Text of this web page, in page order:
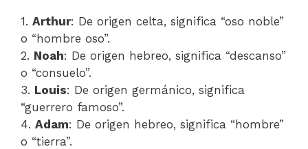
1. Arthur: De origen celta, significa “oso noble”
o “hombre oso”.
2. Noah: De origen hebreo, significa “descanso”
o “consuelo”.
3. Louis: De origen germánico, significa
“guerrero famoso”.
4. Adam: De origen hebreo, significa “hombre”
o “tierra”.